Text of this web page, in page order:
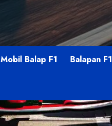
Mobil Balap F1 Balapan F1